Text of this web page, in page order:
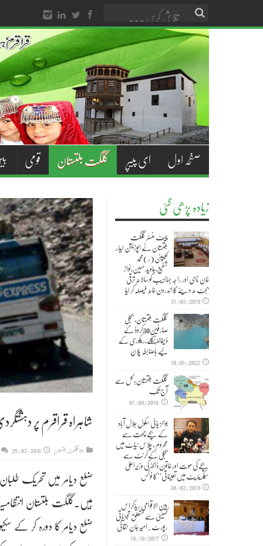
صفحہ اول ای پیپر گلگت بلتستان قومی
شاہراہ قراقرم پر
inگلگت بلتستان 25/03/2016
ضلع دیامر میں تحریک
ہیں۔گلگت بلتستان
ضلع دیامر کا دورہ کر کے
زیادہ پڑھی گئی
چیف منسٹر گلگت
بلتستان نے اپوزیشن لیڈر
کیپٹن(ر)محمد
شفیع،جاوید حسین،نواز
خان ناجی اور راجہ جہانزیب کو سالانہ ترقی
بجٹ نہ دینے کا اندرون خانہ فیصلہ کر لیا
31/03/2019
گلگت بلتستان، بجلی
صارفین30کروڈ کے
ڈیفالٹر نکلے,ریکوری کے
لیے باضابطہ پلان
18/01/2022
گلگت بلتستان؛ کل سے
آج تک
01/09/2016
بوائز ہائی سکول جلال آباد
کے بچے چھت سے
محروم ، چلاس نیاٹ میں
بجلی کے کرنٹ سے
بچے کی موت اور خاتون ڈاکٹر کی وزیراعلیٰ
سیکریٹریٹ میں تعیناتی‘‘ کا نوٹس
30/03/2019
بین الاقوامی ریڈکراس
کمیٹی سے متعلق تجزیاتی
رپورٹ۔امیر جان حقانی
19/10/2017